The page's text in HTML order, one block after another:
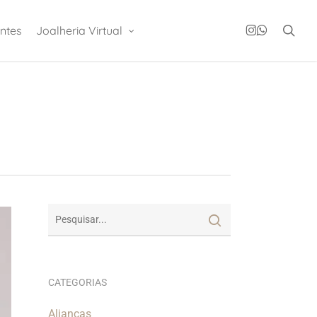
Joalheria Virtual instagram
whatsapp
CATEGORIAS
Alianças